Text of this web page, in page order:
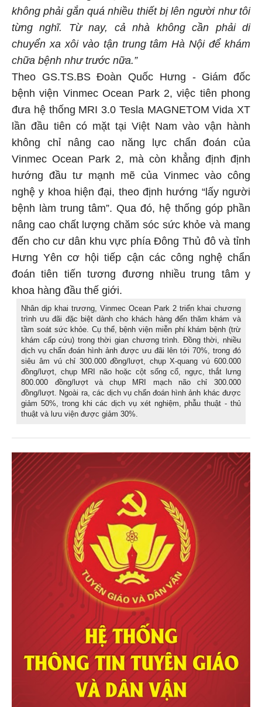
không phải gắn quá nhiều thiết bị lên người như tôi
từng nghĩ. Từ nay, cả nhà không cần phải di
chuyển xa xôi vào tận trung tâm Hà Nội để khám
chữa bệnh như trước nữa.”
Theo GS.TS.BS Đoàn Quốc Hưng - Giám đốc
bệnh viện Vinmec Ocean Park 2, việc tiên phong
đưa hệ thống MRI 3.0 Tesla MAGNETOM Vida XT
lần đầu tiên có mặt tại Việt Nam vào vận hành
không chỉ nâng cao năng lực chẩn đoán của
Vinmec Ocean Park 2, mà còn khẳng định định
hướng đầu tư mạnh mẽ của Vinmec vào công
nghệ y khoa hiện đại, theo định hướng “lấy người
bệnh làm trung tâm”. Qua đó, hệ thống góp phần
nâng cao chất lượng chăm sóc sức khỏe và mang
đến cho cư dân khu vực phía Đông Thủ đô và tỉnh
Hưng Yên cơ hội tiếp cận các công nghệ chẩn
đoán tiên tiến tương đương nhiều trung tâm y
khoa hàng đầu thế giới.
Nhân dịp khai trương, Vinmec Ocean Park 2 triển khai chương
trình ưu đãi đặc biệt dành cho khách hàng đến thăm khám và
tầm soát sức khỏe. Cụ thể, bệnh viện miễn phí khám bệnh (trừ
khám cấp cứu) trong thời gian chương trình. Đồng thời, nhiều
dịch vụ chẩn đoán hình ảnh được ưu đãi lên tới 70%, trong đó
siêu âm vú chỉ 300.000 đồng/lượt, chụp X-quang vú 600.000
đồng/lượt, chụp MRI não hoặc cột sống cổ, ngực, thắt lưng
800.000 đồng/lượt và chụp MRI mạch não chỉ 300.000
đồng/lượt. Ngoài ra, các dịch vụ chẩn đoán hình ảnh khác được
giảm 50%, trong khi các dịch vụ xét nghiệm, phẫu thuật - thủ
thuật và lưu viện được giảm 30%.